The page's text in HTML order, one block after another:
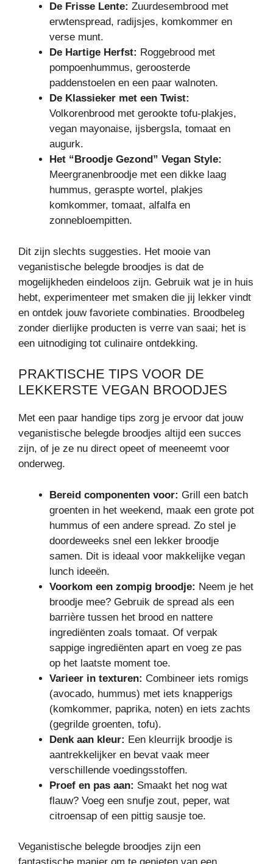
De Frisse Lente: Zuurdesembrood met
erwtenspread, radijsjes, komkommer en
verse munt.
De Hartige Herfst: Roggebrood met
pompoenhummus, geroosterde
paddenstoelen en een paar walnoten.
De Klassieker met een Twist:
Volkorenbrood met gerookte tofu-plakjes,
vegan mayonaise, ijsbergsla, tomaat en
augurk.
Het “Broodje Gezond” Vegan Style:
Meergranenbroodje met een dikke laag
hummus, geraspte wortel, plakjes
komkommer, tomaat, alfalfa en
zonnebloempitten.
Dit zijn slechts suggesties. Het mooie van
veganistische belegde broodjes is dat de
mogelijkheden eindeloos zijn. Gebruik wat je in huis
hebt, experimenteer met smaken die jij lekker vindt
en ontdek jouw favoriete combinaties. Broodbeleg
zonder dierlijke producten is verre van saai; het is
een uitnodiging tot culinaire ontdekking.
PRAKTISCHE TIPS VOOR DE
LEKKERSTE VEGAN BROODJES
Met een paar handige tips zorg je ervoor dat jouw
veganistische belegde broodjes altijd een succes
zijn, of je ze nu direct opeet of meeneemt voor
onderweg.
Bereid componenten voor: Grill een batch
groenten in het weekend, maak een grote pot
hummus of een andere spread. Zo stel je
doordeweeks snel een lekker broodje
samen. Dit is ideaal voor makkelijke vegan
lunch ideeën.
Voorkom een zompig broodje: Neem je het
broodje mee? Gebruik de spread als een
barrière tussen het brood en nattere
ingrediënten zoals tomaat. Of verpak
sappige ingrediënten apart en voeg ze pas
op het laatste moment toe.
Varieer in texturen: Combineer iets romigs
(avocado, hummus) met iets knapperigs
(komkommer, paprika, noten) en iets zachts
(gegrilde groenten, tofu).
Denk aan kleur: Een kleurrijk broodje is
aantrekkelijker en bevat vaak meer
verschillende voedingsstoffen.
Proef en pas aan: Smaakt het nog wat
flauw? Voeg een snufje zout, peper, wat
citroensap of een pittig sausje toe.
Veganistische belegde broodjes zijn een